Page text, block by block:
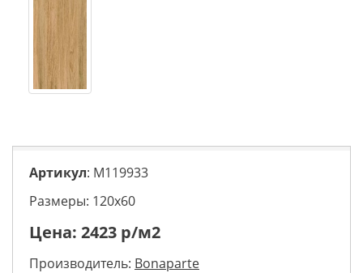
Артикул: M119933
Размеры: 120х60
Цена: 2423 р/м2
Производитель: Bonaparte